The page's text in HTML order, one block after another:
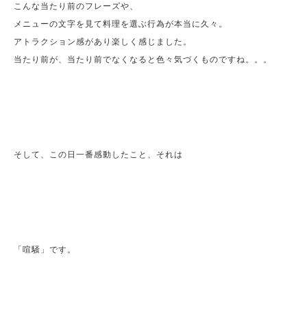
こんな当たり前のフレーズや、
メニューの文字を見て料理を選ぶ行為が本当に久々。
アトラクション感があり楽しく感じました。
当たり前が、当たり前でなくなると色々気づくものですね。。。
そして、この日一番感動したこと、それは
「喧騒」です。